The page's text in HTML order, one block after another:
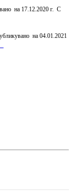
на 17.12.2020 г. С
на 04.01.2021